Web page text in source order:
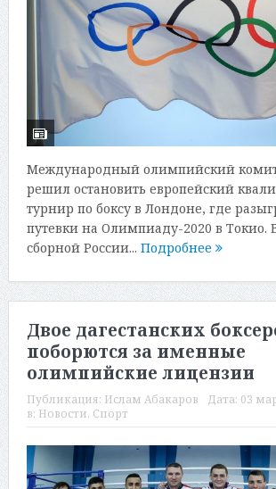
Международный олимпийский
решил остановить европейский
турнир по боксу в Лондоне, где
путевки на Олимпиаду-2020 в Токио. В
сборной России... Подробнее
Двое дагестанских
поборются за именные
олимпийские лицензии
Публикация: Ислам Абакаров Дата: 03
в: Новости, Спорт